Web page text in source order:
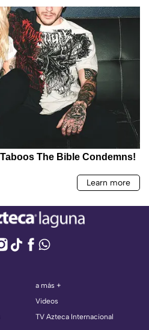
a más +
Videos
TV Azteca Internacional